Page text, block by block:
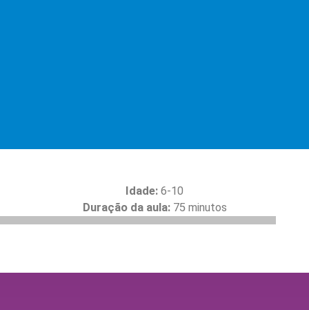
Idade: 6-10
Duração da aula:75 minutos